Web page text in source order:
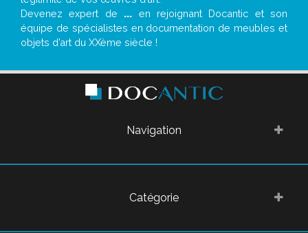
Devenez expert de ... en rejoignant Docantic et son
équipe de spécialistes en documentation de meubles et
objets d’art du XXème siècle !
Navigation
Catégorie